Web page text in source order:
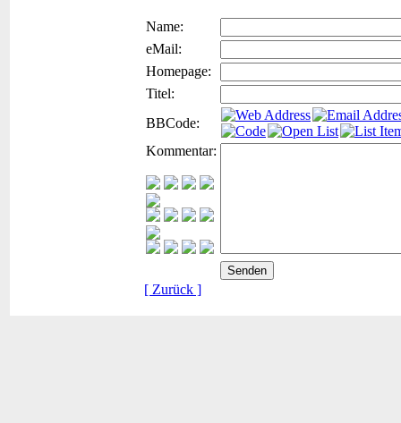
Name:
eMail:
Homepage:
Titel:
BBCode:
Kommentar:
[ Zurück ]